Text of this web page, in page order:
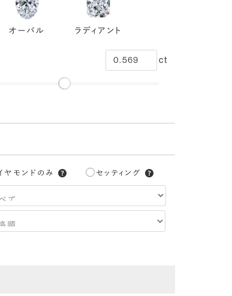
オーバル ラディアント
ct
ハートアンドキューピッド
トリプルエクセレント
中央宝石研究所：CGL
ヤモンドのみ セッティング